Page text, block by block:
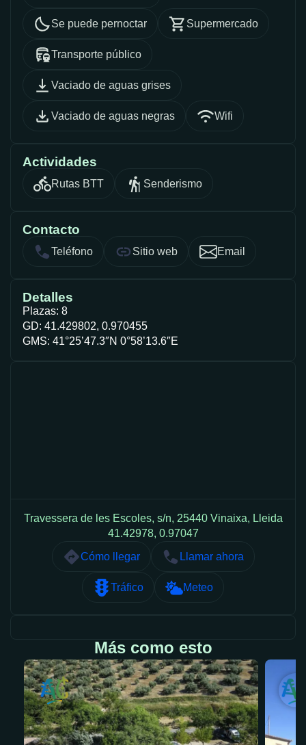
Se puede pernoctar Supermercado
Transporte público
Vaciado de aguas grises
Vaciado de aguas negras Wifi
Actividades
Rutas BTT Senderismo
Contacto
Teléfono Sitio web Email
Detalles
Plazas: 8
GD: 41.429802, 0.970455
GMS: 41°25’47.3″N 0°58’13.6″E
Travessera de les Escoles, s/n, 25440 Vinaixa, Lleida
41.42978, 0.97047
Cómo llegar
Llamar ahora
Tráfico Meteo
Más como esto